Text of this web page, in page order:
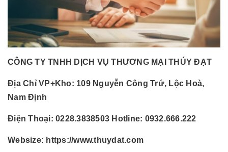
CÔNG TY TNHH DỊCH VỤ THƯƠNG MẠI THÚY ĐẠT
Địa Chỉ VP+Kho: 109 Nguyễn Công Trứ, Lộc Hoà,
Nam Định
Điện Thoại: 0228.3838503 Hotline: 0932.666.222
Websize: https://www.thuydat.com